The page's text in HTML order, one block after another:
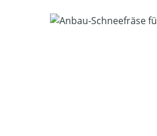
Bildergalerie überspringen